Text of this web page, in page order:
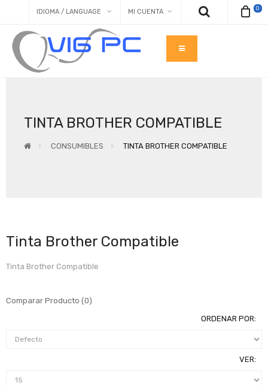
IDIOMA / LANGUAGE MI CUENTA 0
TINTA BROTHER COMPATIBLE
CONSUMIBLES TINTA BROTHER COMPATIBLE
Tinta Brother Compatible
Tinta Brother Compatible
Comparar Producto (0)
ORDENAR POR:
VER: